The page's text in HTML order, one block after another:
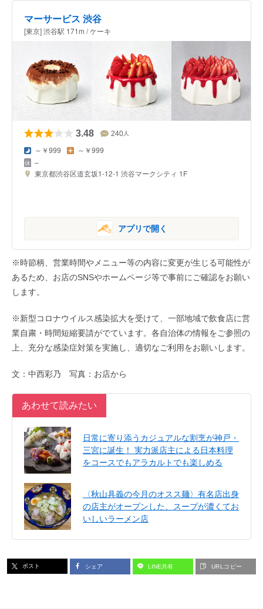
マーサービス 渋谷
[東京] 渋谷駅 171m / ケーキ
3.48 240 人
～￥999 ～￥999
–
東京都渋谷区道玄坂1-12-1 渋谷マークシティ 1F
アプリで開く
※時節柄、営業時間やメニュー等の内容に変更が生じる可能性が
あるため、お店のSNSやホームページ等で事前にご確認をお願い
します。
※新型コロナウイルス感染拡大を受けて、一部地域で飲食店に営
業自粛・時間短縮要請がでています。各自治体の情報をご参照の
上、充分な感染症対策を実施し、適切なご利用をお願いします。
文：中西彩乃 写真：お店から
あわせて読みたい
日常に寄り添うカジュアルな割烹が神戸・
三宮に誕生！ 実力派店主による日本料理
をコースでもアラカルトでも楽しめる
〈秋山具義の今月のオスス麺〉有名店出身
の店主がオープンした、スープが濃くてお
いしいラーメン店
ポスト シェア LINE共有 URLコピー